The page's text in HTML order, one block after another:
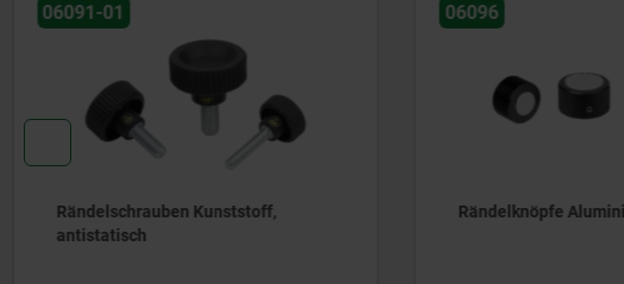
06096
Rändelknöpfe Aluminium
06090
Rändelschrauben